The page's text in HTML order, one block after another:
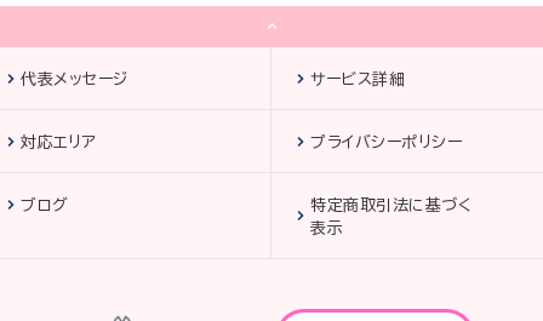
代表メッセージ サービス詳細
対応エリア プライバシーポリシー
ブログ
特定商取引法に基づく
表示